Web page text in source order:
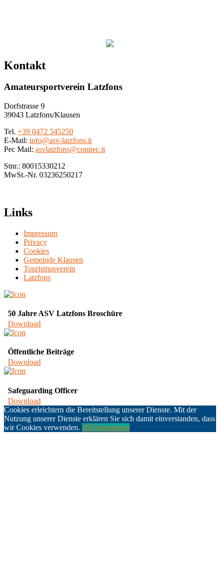
Kontakt
Amateursportverein Latzfons
Dorfstrasse 9
39043 Latzfons/Klausen
Tel. +39 0472 545250
E-Mail: info@asv-latzfons.it
Pec Mail: asvlatzfons@conpec.it
Stnr.: 80015330212
MwSt.-Nr. 03236250217
Links
Impressum
Privacy
Cookies
Gemeinde Klausen
Tourismusverein
Latzfons
50 Jahre ASV Latzfons Broschüre
Download
Öffentliche Beiträge
Download
Safeguarding Officer
Download
Cookies erleichtern die Bereitstellung unserer Dienste. Mit der
Nutzung unserer Dienste erklären Sie sich damit einverstanden, dass
wir Cookies verwenden. OKWeiterlesen